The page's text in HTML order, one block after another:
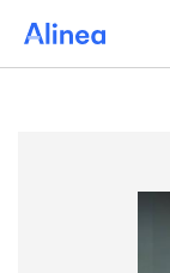
hovedindhold